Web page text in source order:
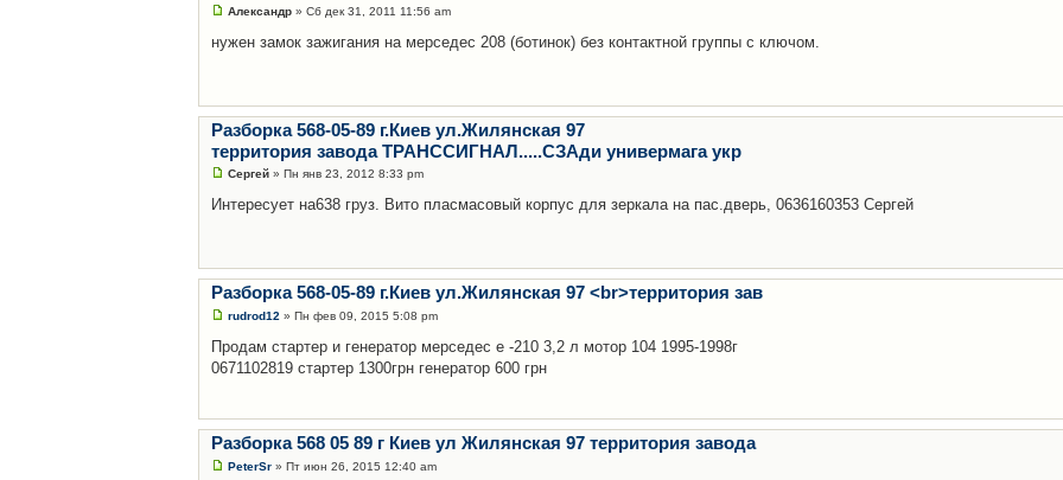
Александр » Сб дек 31, 2011 11:56 am
нужен замок зажигания на мерседес 208 (ботинок) без контактной группы с ключом.
Разборка 568-05-89 г.Киев ул.Жилянская 97
территория завода ТРАНССИГНАЛ.....СЗАди универмага укр
Сергей » Пн янв 23, 2012 8:33 pm
Интересует на638 груз. Вито пласмасовый корпус для зеркала на пас.дверь, 0636160353 Сергей
Разборка 568-05-89 г.Киев ул.Жилянская 97 <br>территория зав
rudrod12 » Пн фев 09, 2015 5:08 pm
Продам стартер и генератор мерседес е -210 3,2 л мотор 104 1995-1998г
0671102819 стартер 1300грн генератор 600 грн
Разборка 568 05 89 г Киев ул Жилянская 97 территория завода
PeterSr » Пт июн 26, 2015 12:40 am